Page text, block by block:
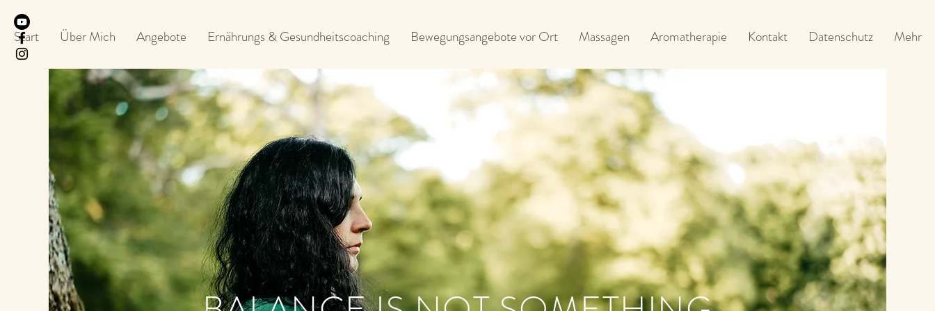
Start Über Mich Angebote Ernährungs & Gesundheitscoaching Bewegungsangebote vor Ort Massagen Aromatherapie Kontakt Datenschutz Mehr